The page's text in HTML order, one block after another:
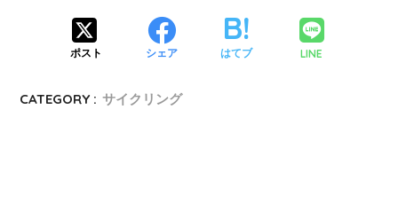
ポスト シェア はてブ LINE
CATEGORY : サイクリング